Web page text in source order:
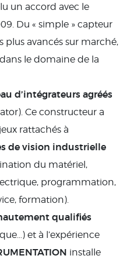
un accord avec le
Du « simple » capteur
plus avancés sur marché,
le domaine de la
d’intégrateurs agréés
Ce constructeur a
rattachés à
de vision industrielle
du matériel,
programmation,
formation).
qualifiés
et à l’expérience
installe